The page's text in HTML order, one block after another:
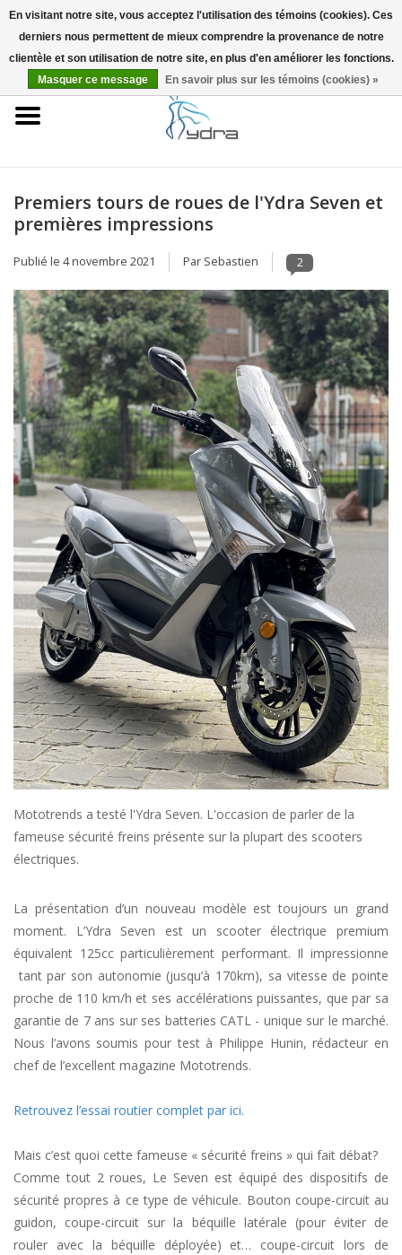
EUR
Accueil
Infos
Accessoires
Blog
Premiers tours de roues de l'Ydra Seven et
premières impressions
Publié le 4 novembre 2021 Par Sebastien 2
Mototrends a testé l'Ydra Seven. L'occasion de parler de la
fameuse sécurité freins présente sur la plupart des scooters
électriques.
La présentation d’un nouveau modèle est toujours un grand
moment. L’Ydra Seven est un scooter électrique premium
équivalent 125cc particulièrement performant. Il impressionne
tant par son autonomie (jusqu’à 170km), sa vitesse de pointe
proche de 110 km/h et ses accélérations puissantes, que par sa
garantie de 7 ans sur ses batteries CATL - unique sur le marché.
Nous l’avons soumis pour test à Philippe Hunin, rédacteur en
chef de l’excellent magazine Mototrends.
Retrouvez l’essai routier complet par ici.
Mais c’est quoi cette fameuse « sécurité freins » qui fait débat?
Comme tout 2 roues, Le Seven est équipé des dispositifs de
sécurité propres à ce type de véhicule. Bouton coupe-circuit au
guidon, coupe-circuit sur la béquille latérale (pour éviter de
rouler avec la béquille déployée) et… coupe-circuit lors de
En visitant notre site, vous acceptez l'utilisation des témoins (cookies). Ces
derniers nous permettent de mieux comprendre la provenance de notre
clientèle et son utilisation de notre site, en plus d'en améliorer les fonctions.
Masquer ce message
En savoir plus sur les témoins (cookies) »